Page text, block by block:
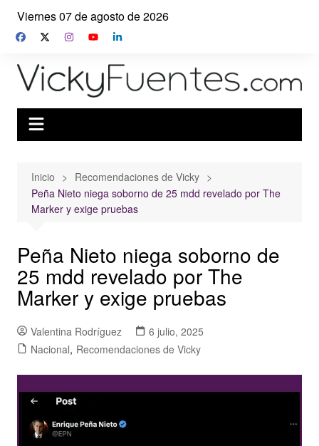
Saltar
contenido
Viernes 07 de agosto de 2026
Inicio
Recomendaciones de Vicky
Peña Nieto niega soborno de 25 mdd revelado por The
Marker y exige pruebas
Peña Nieto niega soborno de
25 mdd revelado por The
Marker y exige pruebas
Valentina Rodríguez
6 julio, 2025
Nacional, Recomendaciones de Vicky